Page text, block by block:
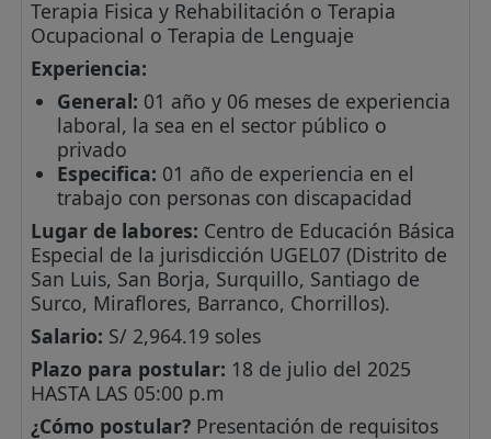
Terapia Fisica y Rehabilitación o Terapia
Ocupacional o Terapia de Lenguaje
Experiencia:
General: 01 año y 06 meses de experiencia
laboral, la sea en el sector público o
privado
Especifica: 01 año de experiencia en el
trabajo con personas con discapacidad
Lugar de labores: Centro de Educación Básica
Especial de la jurisdicción UGEL07 (Distrito de
San Luis, San Borja, Surquillo, Santiago de
Surco, Miraflores, Barranco, Chorrillos).
Salario: S/ 2,964.19 soles
Plazo para postular: 18 de julio del 2025
HASTA LAS 05:00 p.m
¿Cómo postular? Presentación de requisitos